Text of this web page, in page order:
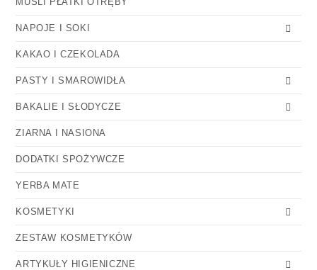
NAPOJE I SOKI
KAKAO I CZEKOLADA
PASTY I SMAROWIDŁA
BAKALIE I SŁODYCZE
ZIARNA I NASIONA
DODATKI SPOŻYWCZE
YERBA MATE
KOSMETYKI
ZESTAW KOSMETYKÓW
ARTYKUŁY HIGIENICZNE